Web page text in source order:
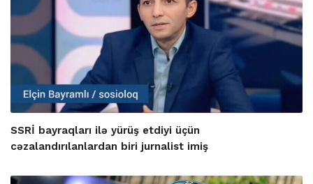
SSRİ bayraqları ilə yürüş etdiyi üçün
cəzalandırılanlardan biri jurnalist imiş